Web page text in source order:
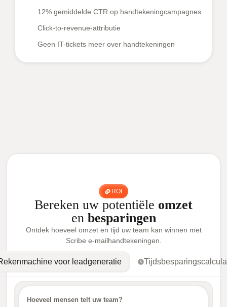
12% gemiddelde CTR op handtekeningcampagnes
Click-to-revenue-attributie
Geen IT-tickets meer over handtekeningen
ROI
Bereken uw potentiële omzet
en besparingen
Ontdek hoeveel omzet en tijd uw team kan winnen met
Scribe e-mailhandtekeningen.
voor leadgeneratie
Hoeveel mensen telt uw team?